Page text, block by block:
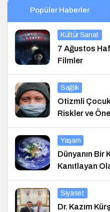
Popüler Haberler
Kültür Sanat
7 Ağustos
Filmler
Sağlık
Otizmli
Riskler ve
Yaşam
Dünyanın Bir
Kanıtlayan
Siyaset
Dr. Kazım